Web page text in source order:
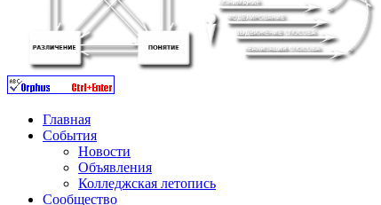
Главная
События
Новости
Объявления
Колледжская летопись
Сообщество